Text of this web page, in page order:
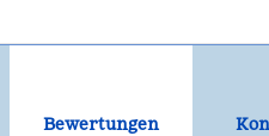
Bewertungen